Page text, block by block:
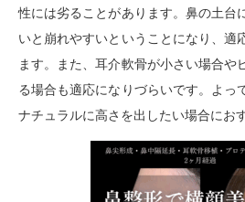
性には劣ることがあります。鼻の土台
いと崩れやすいということになり、適
ます。また、耳介軟骨が小さい場合や
る場合も適応になりづらいです。よっ
ナチュラルに高さを出したい場合にお